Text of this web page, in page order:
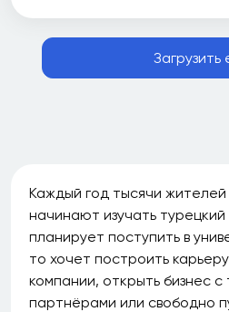
Загрузить
Каждый год тысячи жителей
начинают изучать турецкий
планирует поступить в
то хочет построить
компании, открыть бизнес с
партнёрами или свободно